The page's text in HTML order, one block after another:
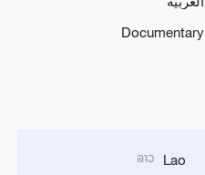
Documentary
Lao
ລາວ